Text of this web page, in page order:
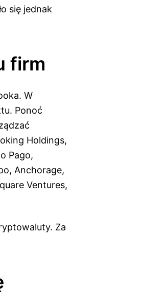
się jednak
firm
W
Ponoć
Holdings,
Pago,
Anchorage,
Ventures,
Za